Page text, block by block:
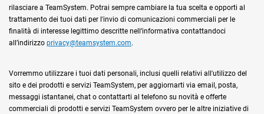
rilasciare a TeamSystem. Potrai sempre cambiare la tua scelta e opporti al
trattamento dei tuoi dati per l'invio di comunicazioni commerciali per le
finalità di interesse legittimo descritte nell’informativa contattandoci
all’indirizzo privacy@teamsystem.com.
Vorremmo utilizzare i tuoi dati personali, inclusi quelli relativi all'utilizzo del
sito e dei prodotti e servizi TeamSystem, per aggiornarti via email, posta,
messaggi istantanei, chat o contattarti al telefono su novità e offerte
commerciali di prodotti e servizi TeamSystem ovvero per le altre iniziative di